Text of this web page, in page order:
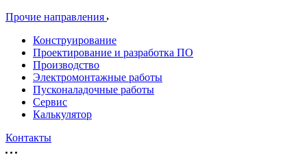
Прочие направления
Конструирование
Проектирование и разработка ПО
Производство
Электромонтажные работы
Пусконаладочные работы
Сервис
Калькулятор
Контакты